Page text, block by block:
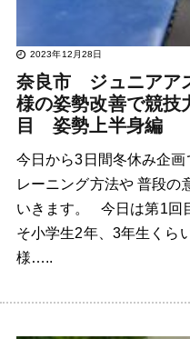
2023年12月28日
奈良市 ジュニアア
様の姿勢改善で競
目 姿勢上半身編
今日から3日間冬休み企
レーニング方法や 普段の
いきます。 今日は第1回
そ小学生2年、3年生くら
様…..